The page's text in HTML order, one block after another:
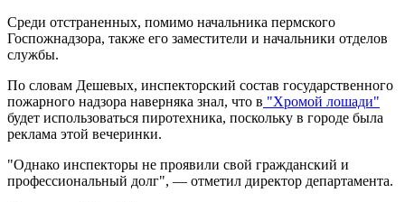
Среди отстраненных, помимо начальника пермского
Госпожнадзора, также его заместители и начальники отделов
службы.
По словам Дешевых, инспекторский состав государственного
пожарного надзора наверняка знал, что в "Хромой лошади"
будет использоваться пиротехника, поскольку в городе была
реклама этой вечеринки.
"Однако инспекторы не проявили свой гражданский и
профессиональный долг", — отметил директор департамента.